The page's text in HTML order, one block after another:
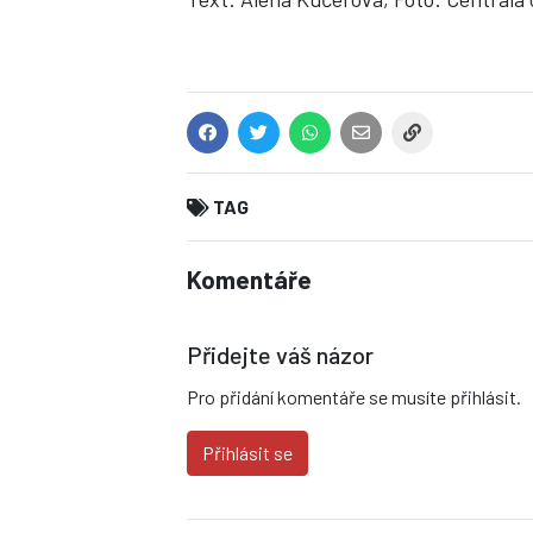
TAG
Komentáře
Přidejte váš názor
Pro přidání komentáře se musíte přihlásit.
Přihlásit se